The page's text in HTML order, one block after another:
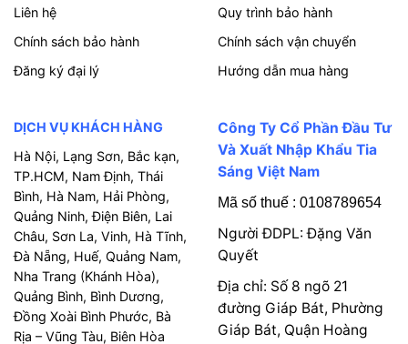
Liên hệ
Chính sách bảo hành
Đăng ký đại lý
Quy trình bảo hành
Chính sách vận chuyển
Hướng dẫn mua hàng
DỊCH VỤ KHÁCH HÀNG
Hà Nội, Lạng Sơn, Bắc kạn,
TP.HCM, Nam Định, Thái
Bình, Hà Nam, Hải Phòng,
Quảng Ninh, Điện Biên, Lai
Châu, Sơn La, Vinh, Hà Tĩnh,
Đà Nẵng, Huế, Quảng Nam,
Nha Trang (Khánh Hòa),
Quảng Bình, Bình Dương,
Đồng Xoài Bình Phước, Bà
Rịa – Vũng Tàu, Biên Hòa
Công Ty Cổ Phần Đầu Tư
Và Xuất Nhập Khẩu Tia
Sáng Việt Nam
Mã số thuế : 0108789654
Người ĐDPL: Đặng Văn
Quyết
Địa chỉ: Số 8 ngõ 21
đường Giáp Bát, Phường
Giáp Bát, Quận Hoàng